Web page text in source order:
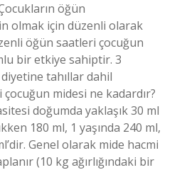
öğün
olmak için düzenli olarak
öğün saatleri çocuğun
bir etkiye sahiptir. 3
tahıllar dahil
midesi ne kadardır?
doğumda yaklaşık 30 ml
180 ml, 1 yaşında 240 ml,
Genel olarak mide hacmi
(10 kg ağırlığındaki bir